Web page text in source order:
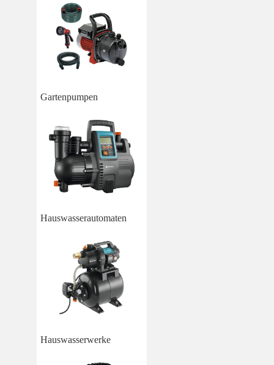
Gartenpumpen
Hauswasserautomaten
Hauswasserwerke